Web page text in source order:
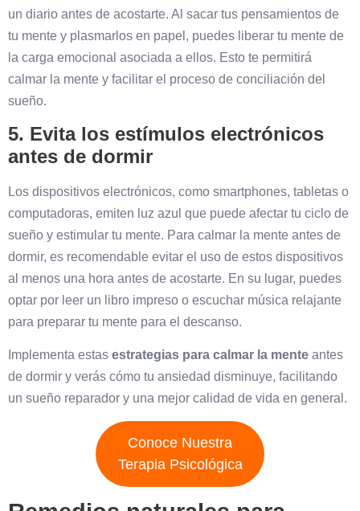
un diario antes de acostarte. Al sacar tus pensamientos de
tu mente y plasmarlos en papel, puedes liberar tu mente de
la carga emocional asociada a ellos. Esto te permitirá
calmar la mente y facilitar el proceso de conciliación del
sueño.
5. Evita los estímulos electrónicos
antes de dormir
Los dispositivos electrónicos, como smartphones, tabletas o
computadoras, emiten luz azul que puede afectar tu ciclo de
sueño y estimular tu mente. Para calmar la mente antes de
dormir, es recomendable evitar el uso de estos dispositivos
al menos una hora antes de acostarte. En su lugar, puedes
optar por leer un libro impreso o escuchar música relajante
para preparar tu mente para el descanso.
Implementa estas estrategias para calmar la mente antes
de dormir y verás cómo tu ansiedad disminuye, facilitando
un sueño reparador y una mejor calidad de vida en general.
Conoce Nuestra
Terapia Psicológica